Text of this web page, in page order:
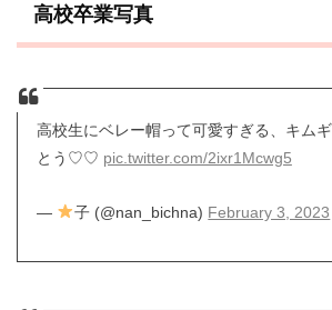
高校卒業写真
高校生にベレー帽って可愛すぎる、キム
とう♡♡ pic.twitter.com/2ixr1Mcwg5
— 子 (@nan_bichna) February 3, 2023